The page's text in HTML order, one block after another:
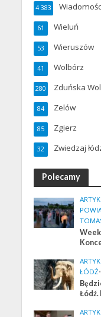
4 383
Wieluń
61
Wieruszów
53
Wolbórz
41
Zduńska
280
Zelów
84
Zgierz
85
Zwiedzaj
32
Polecamy
ŁÓDŹ•
Łódź.